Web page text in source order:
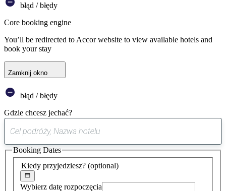
błąd / błędy
Core booking engine
You’ll be redirected to Accor website to view available hotels and
book your stay
Zamknij okno
błąd / błędy
Gdzie chcesz jechać?
sugestia
została
znaleziona
Kiedy przyjedziesz? (optional)
Wybierz datę rozpoczęcia
Booking Dates